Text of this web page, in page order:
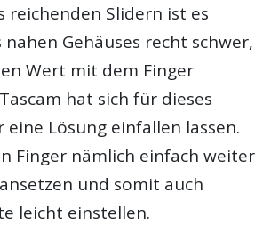
reichenden Slidern ist es
Gehäuses recht schwer,
Wert mit dem Finger
hat sich für dieses
eine Lösung einfallen lassen.
Finger nämlich einfach weiter
und somit auch
leicht einstellen.